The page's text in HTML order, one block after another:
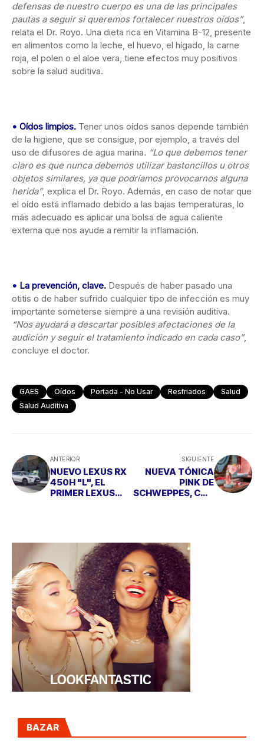
defensas de nuestro cuerpo es una de las principales
pautas a seguir si queremos fortalecer nuestros oídos”,
relata el Dr. Royo. Una dieta rica en Vitamina B-12, presente
en alimentos como la leche, el huevo, el hígado, la carne
roja, el polen o el aloe vera, tiene efectos muy positivos
sobre la salud auditiva.
• Oídos limpios. Tener unos oídos sanos depende también
de la higiene, que se consigue, por ejemplo, a través del
uso de difusores de agua marina. “Lo que debemos tener
claro es que nunca debemos utilizar bastoncillos u otros
objetos similares, ya que podríamos provocarnos alguna
herida”, explica el Dr. Royo. Además, en caso de notar que
el oído está inflamado debido a las bajas temperaturas, lo
más adecuado es aplicar una bolsa de agua caliente
externa que nos ayude a remitir la inflamación.
• La prevención, clave. Después de haber pasado una
otitis o de haber sufrido cualquier tipo de infección es muy
importante someterse siempre a una revisión auditiva.
“Nos ayudará a descartar posibles afectaciones de la
audición y seguir el tratamiento indicado en cada caso”,
concluye el doctor.
GAES Oídos Portada - No Usar Resfriados
Salud
Salud Auditiva
ANTERIOR
NUEVO LEXUS RX
450H "L", EL
PRIMER LEXUS
SIGUIENTE
NUEVA TÓNICA
PINK DE
SCHWEPPES, CON
BAZAR